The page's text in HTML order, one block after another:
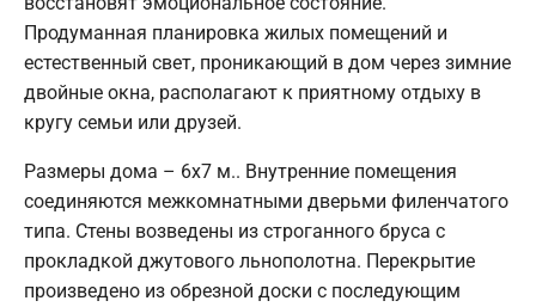
Продуманная планировка жилых помещений и
естественный свет, проникающий в дом через зимние
двойные окна, располагают к приятному отдыху в
кругу семьи или друзей.
Размеры дома – 6х7 м.. Внутренние помещения
соединяются межкомнатными дверьми филенчатого
типа. Стены возведены из строганного бруса с
прокладкой джутового льнополотна. Перекрытие
произведено из обрезной доски с последующим